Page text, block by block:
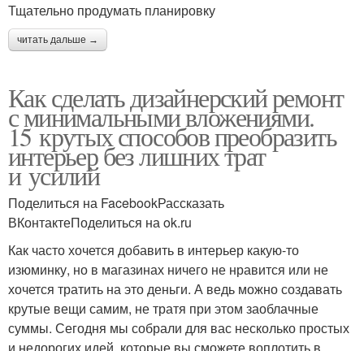
Тщательно продумать планировку
читать дальше →
Как сделать дизайнерский ремонт
с минимальными вложениями.
15 крутых способов преобразить
интерьер без лишних трат
и усилий
Поделиться на FacebookРассказать
ВКонтактеПоделиться на ok.ru
Как часто хочется добавить в интерьер какую-то
изюминку, но в магазинах ничего не нравится или не
хочется тратить на это деньги. А ведь можно создавать
крутые вещи самим, не тратя при этом заоблачные
суммы. Сегодня мы собрали для вас несколько простых